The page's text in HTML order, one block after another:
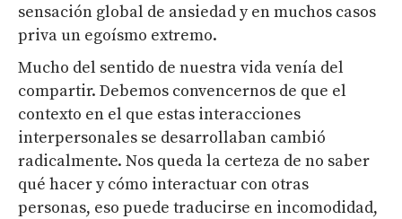
sensación global de ansiedad y en muchos casos
priva un egoísmo extremo.
Mucho del sentido de nuestra vida venía del
compartir. Debemos convencernos de que el
contexto en el que estas interacciones
interpersonales se desarrollaban cambió
radicalmente. Nos queda la certeza de no saber
qué hacer y cómo interactuar con otras
personas, eso puede traducirse en incomodidad,